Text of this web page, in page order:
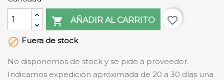
 AÑADIR AL CARRITO
favorite_border
 Fuera de stock
No disponemos de stock y se pide a proveedor.
Indicamos expedición aproximada de 20 a 30 días una